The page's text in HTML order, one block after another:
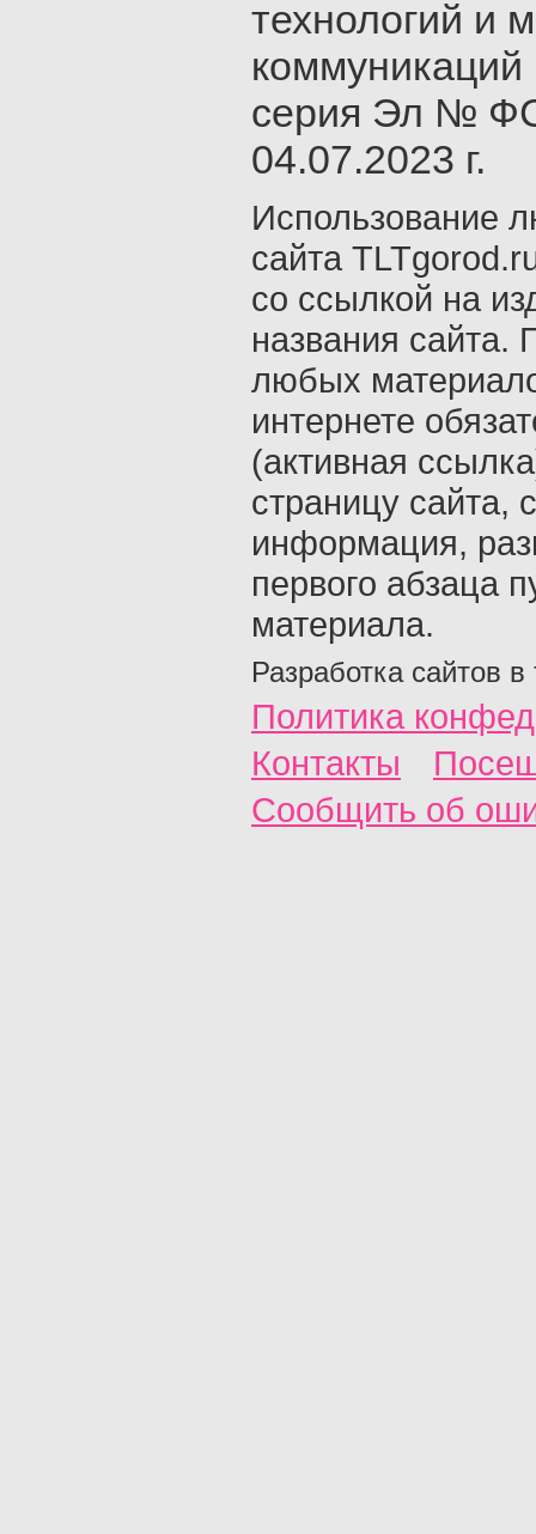
технологий и
серия Эл №
04.07.2023 г.
Использование
сайта
со ссылкой на
названия сайта.
любых
интернете
(активная
страницу сайта,
информация,
первого абзаца
материала.
Разработка сайтов в
Политика
Контакты
Сообщить об